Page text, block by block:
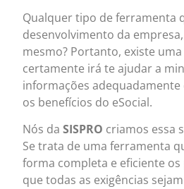
Qualquer tipo de ferramenta
desenvolvimento da
mesmo? Portanto, existe
certamente irá te ajudar a
informações
os benefícios do eSocial.
Nós daSISPRO criamos essa
Se trata de uma ferramenta
forma completa e eficiente os
que todas as exigências